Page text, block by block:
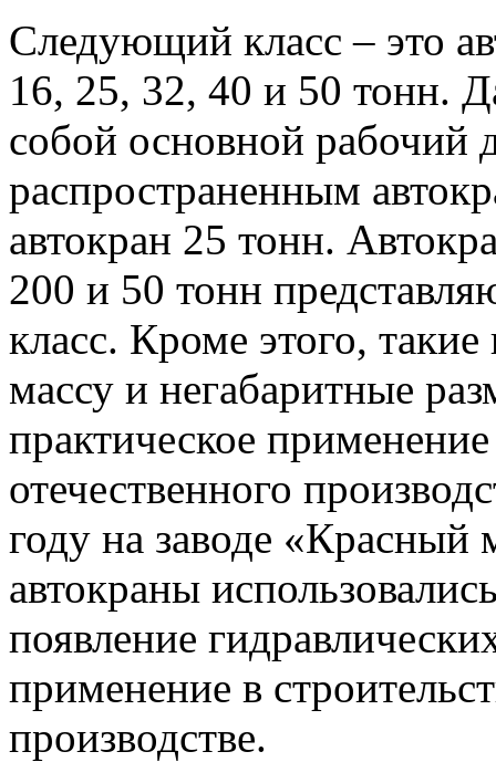
Следующий класс – это
16, 25, 32, 40 и 50 тонн.
собой основной рабочий
распространенным
автокран 25 тонн.
200 и 50 тонн
класс. Кроме этого,
массу и негабаритные
практическое
отечественного
году на заводе «Красный
автокраны
появление
применение в
производстве.